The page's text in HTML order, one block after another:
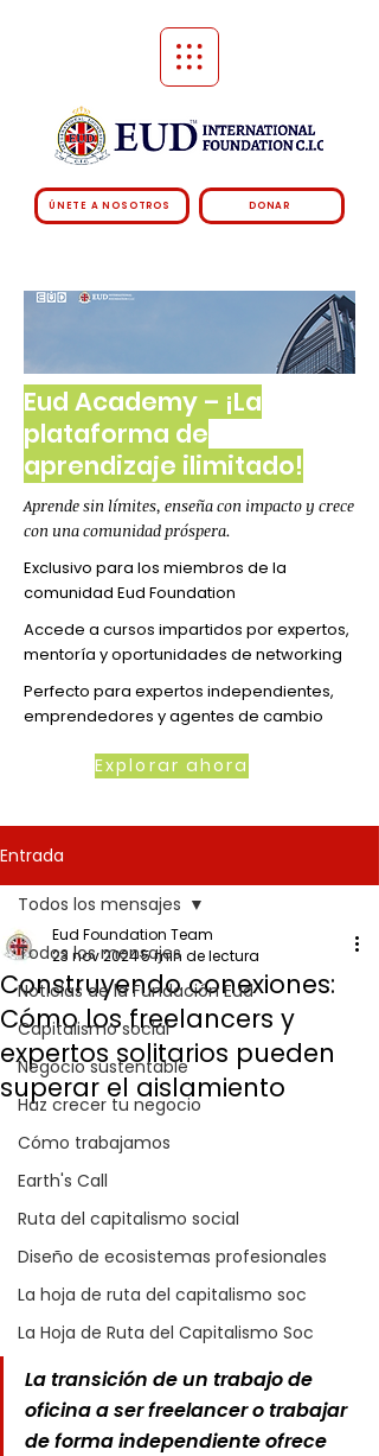
DONAR
ÚNETE A NOSOTROS
Eud Academy – ¡La
plataforma de
aprendizaje ilimitado!
Aprende sin límites, enseña con impacto y crece
con una comunidad próspera.
Exclusivo para los miembros de la
comunidad Eud Foundation
Accede a cursos impartidos por expertos,
mentoría y oportunidades de networking
Perfecto para expertos independientes,
emprendedores y agentes de cambio
Explorar ahora
Entrada
Todos los mensajes
Noticias de la Fundación Eud
Capitalismo social
Negocio sustentable
Haz crecer tu negocio
Cómo trabajamos
Earth's Call
Ruta del capitalismo social
Diseño de ecosistemas profesionales
La hoja de ruta del capitalismo soc
La Hoja de Ruta del Capitalismo Soc
Todos los mensajes
Construyendo conexiones:
Cómo los freelancers y
expertos solitarios pueden
superar el aislamiento
Eud Foundation Team
23 nov 20245 min de lectura
La transición de un trabajo de
oficina a ser freelancer o trabajar
de forma independiente ofrece